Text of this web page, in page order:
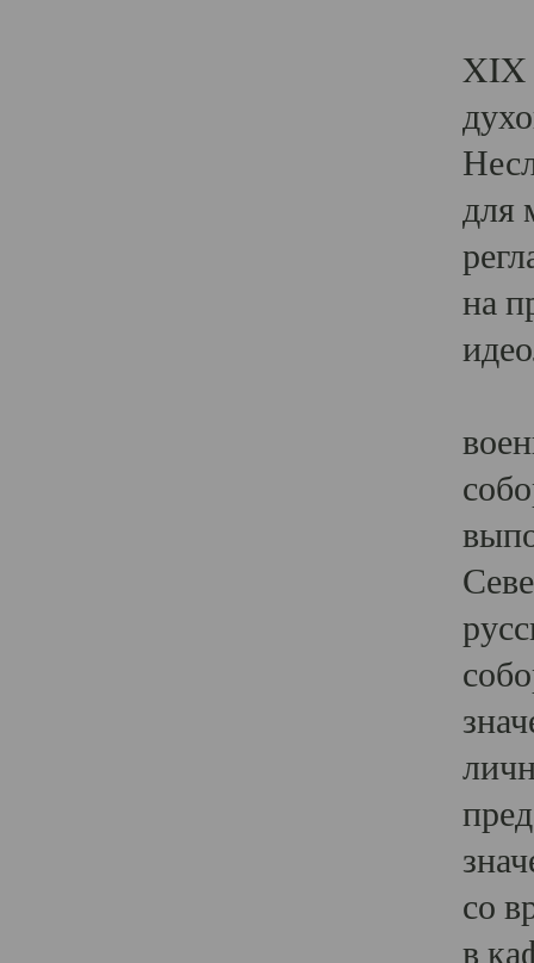
XIX
для
на
со
в